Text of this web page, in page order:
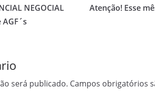
NEGOCIAL
AGF´s
Atenção! Esse
será publicado. Campos obrigatórios